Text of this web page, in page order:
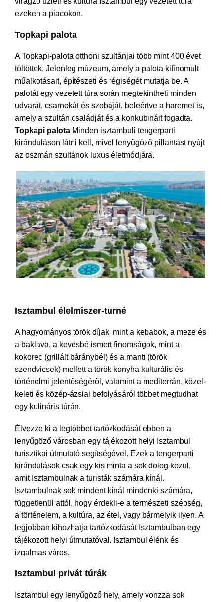
ezeken a piacokon.
Topkapi palota
A Topkapi-palota otthoni szultánjai több mint 400 évet
töltöttek. Jelenleg múzeum, amely a palota kifinomult
műalkotásait, építészeti és régiségét mutatja be. A
palotát egy vezetett túra során megtekintheti minden
udvarát, csarnokát és szobáját, beleértve a haremet is,
amely a szultán családját és a konkubináit fogadta.
Topkapi palota Minden isztambuli tengerparti
kiránduláson látni kell, mivel lenyűgöző pillantást nyújt
az oszmán szultánok luxus életmódjára.
Isztambul élelmiszer-turné
A hagyományos török díjak, mint a kebabok, a meze és
a baklava, a kevésbé ismert finomságok, mint a
kokorec (grillált báránybél) és a manti (török
szendvicsek) mellett a török konyha kulturális és
történelmi jelentőségéről, valamint a mediterrán, közel-
keleti és közép-ázsiai befolyásáról többet megtudhat
egy kulináris túrán.
Élvezze ki a legtöbbet tartózkodását ebben a
lenyűgöző városban egy tájékozott helyi Isztambul
turisztikai útmutató segítségével. Ezek a tengerparti
kirándulások csak egy kis minta a sok dolog közül,
amit Isztambulnak a turisták számára kínál.
Isztambulnak sok mindent kínál mindenki számára,
függetlenül attól, hogy érdekli-e a természeti szépség,
a történelem, a kultúra, az étel, vagy bármelyik ilyen. A
legjobban kihozhatja tartózkodását Isztambulban egy
tájékozott helyi útmutatóval. Isztambul élénk és
izgalmas város.
Isztambul privát túrák
Isztambul egy lenyűgöző hely, amely vonzza sok